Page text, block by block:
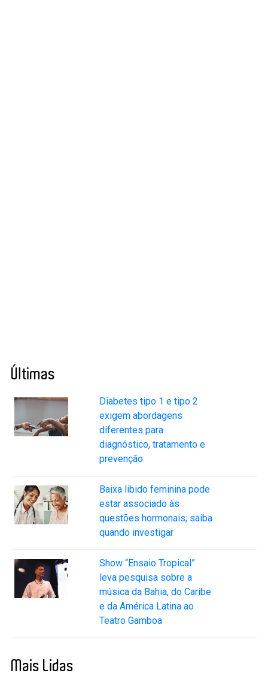
Últimas
Diabetes tipo 1 e tipo 2
exigem abordagens
diferentes para
diagnóstico, tratamento e
prevenção
Baixa libido feminina pode
estar associado às
questões hormonais; saiba
quando investigar
Show “Ensaio Tropical”
leva pesquisa sobre a
música da Bahia, do Caribe
e da América Latina ao
Teatro Gamboa
Mais Lidas